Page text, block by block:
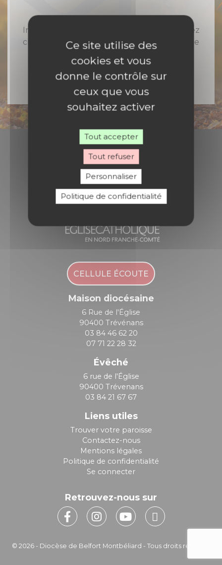
Inscrivez-vous à notre newsletter et recevez
chaque semaine toute l'actualité catholique
Diocèse de Belfort - Montbéliard
CELLULE ÉCOUTE
Maison diocésaine
6 Rue de l'Église
90400 Trévénans
03 84 46 62 20
07 71 22 28 32
Évêché
6 rue de l'Église
90400 Trévenans
03 84 21 67 67
Liens utiles
Trouver votre paroisse
Contactez-nous
Mentions légales
Politique de confidentialité
Se connecter
Retrouvez-nous sur
© 2026 - Diocèse de Belfort Montbéliard - Tous droits réservés
Ce site utilise des
cookies et vous
donne le contrôle sur
ceux que vous
souhaitez activer
Tout accepter
Tout refuser
Personnaliser
Politique de confidentialité